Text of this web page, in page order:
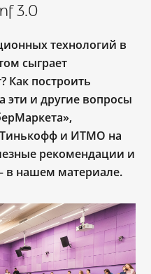
3.0
технологий в
сыграет
Как построить
эти и другие вопросы
Тинькофф и ИТМО на
рекомендации и
в нашем материале.